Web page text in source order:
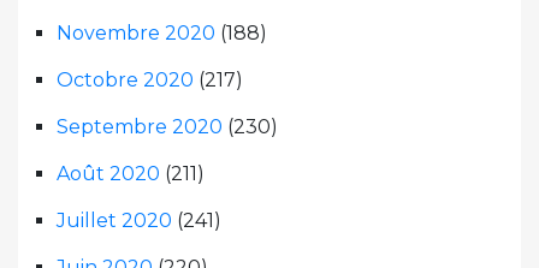
Novembre 2020 (188)
Octobre 2020 (217)
Septembre 2020 (230)
Août 2020 (211)
Juillet 2020 (241)